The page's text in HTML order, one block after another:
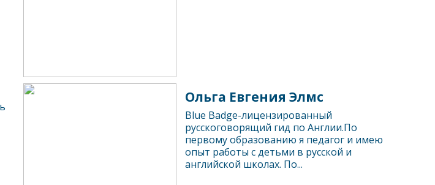
Ольга Евгения Элмс
Blue Badge-лицензированный
русскоговорящий гид по Англии.По
первому образованию я педагог и имею
опыт работы с детьми в русской и
английской школах. По...